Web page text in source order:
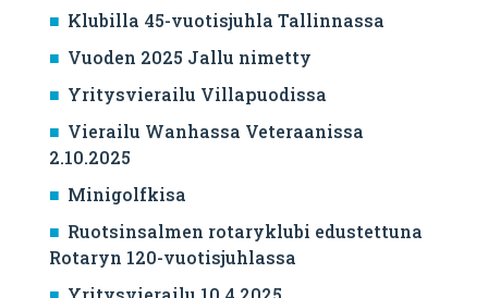
Klubilla 45-vuotisjuhla Tallinnassa
Vuoden 2025 Jallu nimetty
Yritysvierailu Villapuodissa
Vierailu Wanhassa Veteraanissa
2.10.2025
Minigolfkisa
Ruotsinsalmen rotaryklubi edustettuna
Rotaryn 120-vuotisjuhlassa